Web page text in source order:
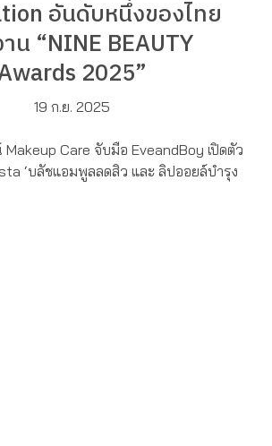
อันดับหนึ่งของไทย
น “NINE BEAUTY
2025”
19 ก.ย. 2025